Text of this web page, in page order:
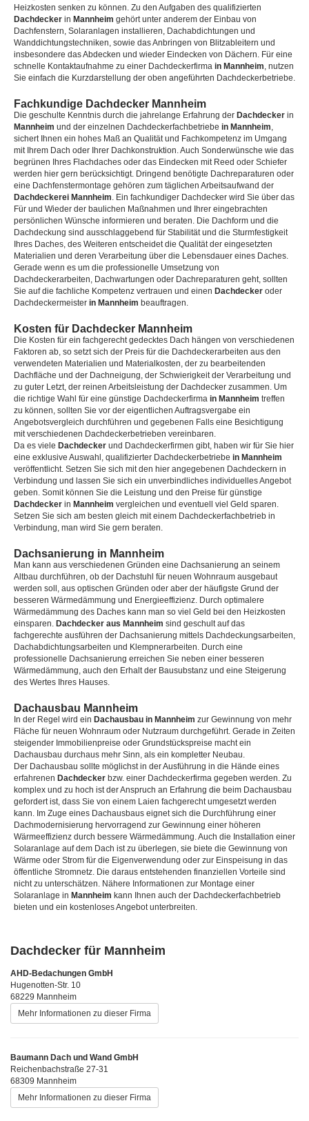
Heizkosten senken zu können. Zu den Aufgaben des qualifizierten
Dachdecker in Mannheim gehört unter anderem der Einbau von
Dachfenstern, Solaranlagen installieren, Dachabdichtungen und
Wanddichtungstechniken, sowie das Anbringen von Blitzableitern und
insbesondere das Abdecken und wieder Eindecken von Dächern. Für eine
schnelle Kontaktaufnahme zu einer Dachdeckerfirma in Mannheim, nutzen
Sie einfach die Kurzdarstellung der oben angeführten Dachdeckerbetriebe.
Fachkundige Dachdecker Mannheim
Die geschulte Kenntnis durch die jahrelange Erfahrung der Dachdecker in
Mannheim und der einzelnen Dachdeckerfachbetriebe in Mannheim,
sichert Ihnen ein hohes Maß an Qualität und Fachkompetenz im Umgang
mit Ihrem Dach oder Ihrer Dachkonstruktion. Auch Sonderwünsche wie das
begrünen Ihres Flachdaches oder das Eindecken mit Reed oder Schiefer
werden hier gern berücksichtigt. Dringend benötigte Dachreparaturen oder
eine Dachfenstermontage gehören zum täglichen Arbeitsaufwand der
Dachdeckerei Mannheim. Ein fachkundiger Dachdecker wird Sie über das
Für und Wieder der baulichen Maßnahmen und Ihrer eingebrachten
persönlichen Wünsche informieren und beraten. Die Dachform und die
Dachdeckung sind ausschlaggebend für Stabilität und die Sturmfestigkeit
Ihres Daches, des Weiteren entscheidet die Qualität der eingesetzten
Materialien und deren Verarbeitung über die Lebensdauer eines Daches.
Gerade wenn es um die professionelle Umsetzung von
Dachdeckerarbeiten, Dachwartungen oder Dachreparaturen geht, sollten
Sie auf die fachliche Kompetenz vertrauen und einen Dachdecker oder
Dachdeckermeister in Mannheim beauftragen.
Kosten für Dachdecker Mannheim
Die Kosten für ein fachgerecht gedecktes Dach hängen von verschiedenen
Faktoren ab, so setzt sich der Preis für die Dachdeckerarbeiten aus den
verwendeten Materialien und Materialkosten, der zu bearbeitenden
Dachfläche und der Dachneigung, der Schwierigkeit der Verarbeitung und
zu guter Letzt, der reinen Arbeitsleistung der Dachdecker zusammen. Um
die richtige Wahl für eine günstige Dachdeckerfirma in Mannheim treffen
zu können, sollten Sie vor der eigentlichen Auftragsvergabe ein
Angebotsvergleich durchführen und gegebenen Falls eine Besichtigung
mit verschiedenen Dachdeckerbetrieben vereinbaren.
Da es viele Dachdecker und Dachdeckerfirmen gibt, haben wir für Sie hier
eine exklusive Auswahl, qualifizierter Dachdeckerbetriebe in Mannheim
veröffentlicht. Setzen Sie sich mit den hier angegebenen Dachdeckern in
Verbindung und lassen Sie sich ein unverbindliches individuelles Angebot
geben. Somit können Sie die Leistung und den Preise für günstige
Dachdecker in Mannheim vergleichen und eventuell viel Geld sparen.
Setzen Sie sich am besten gleich mit einem Dachdeckerfachbetrieb in
Verbindung, man wird Sie gern beraten.
Dachsanierung in Mannheim
Man kann aus verschiedenen Gründen eine Dachsanierung an seinem
Altbau durchführen, ob der Dachstuhl für neuen Wohnraum ausgebaut
werden soll, aus optischen Gründen oder aber der häufigste Grund der
besseren Wärmedämmung und Energieeffizienz. Durch optimalere
Wärmedämmung des Daches kann man so viel Geld bei den Heizkosten
einsparen. Dachdecker aus Mannheim sind geschult auf das
fachgerechte ausführen der Dachsanierung mittels Dachdeckungsarbeiten,
Dachabdichtungsarbeiten und Klempnerarbeiten. Durch eine
professionelle Dachsanierung erreichen Sie neben einer besseren
Wärmedämmung, auch den Erhalt der Bausubstanz und eine Steigerung
des Wertes Ihres Hauses.
Dachausbau Mannheim
In der Regel wird ein Dachausbau in Mannheim zur Gewinnung von mehr
Fläche für neuen Wohnraum oder Nutzraum durchgeführt. Gerade in Zeiten
steigender Immobilienpreise oder Grundstückspreise macht ein
Dachausbau durchaus mehr Sinn, als ein kompletter Neubau.
Der Dachausbau sollte möglichst in der Ausführung in die Hände eines
erfahrenen Dachdecker bzw. einer Dachdeckerfirma gegeben werden. Zu
komplex und zu hoch ist der Anspruch an Erfahrung die beim Dachausbau
gefordert ist, dass Sie von einem Laien fachgerecht umgesetzt werden
kann. Im Zuge eines Dachausbaus eignet sich die Durchführung einer
Dachmodernisierung hervorragend zur Gewinnung einer höheren
Wärmeeffizienz durch bessere Wärmedämmung. Auch die Installation einer
Solaranlage auf dem Dach ist zu überlegen, sie biete die Gewinnung von
Wärme oder Strom für die Eigenverwendung oder zur Einspeisung in das
öffentliche Stromnetz. Die daraus entstehenden finanziellen Vorteile sind
nicht zu unterschätzen. Nähere Informationen zur Montage einer
Solaranlage in Mannheim kann Ihnen auch der Dachdeckerfachbetrieb
bieten und ein kostenloses Angebot unterbreiten.
Dachdecker für Mannheim
AHD-Bedachungen GmbH
Hugenotten-Str. 10
68229 Mannheim
Mehr Informationen zu dieser Firma
Baumann Dach und Wand GmbH
Reichenbachstraße 27-31
68309 Mannheim
Mehr Informationen zu dieser Firma